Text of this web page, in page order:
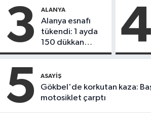
3 ALANYA
Alanya esnafı
tükendi: 1 ayda
150 dükkan
kapandı
4
5 ASAYIŞ
Gökbel'de korkutan kaza:
motosiklet çarptı